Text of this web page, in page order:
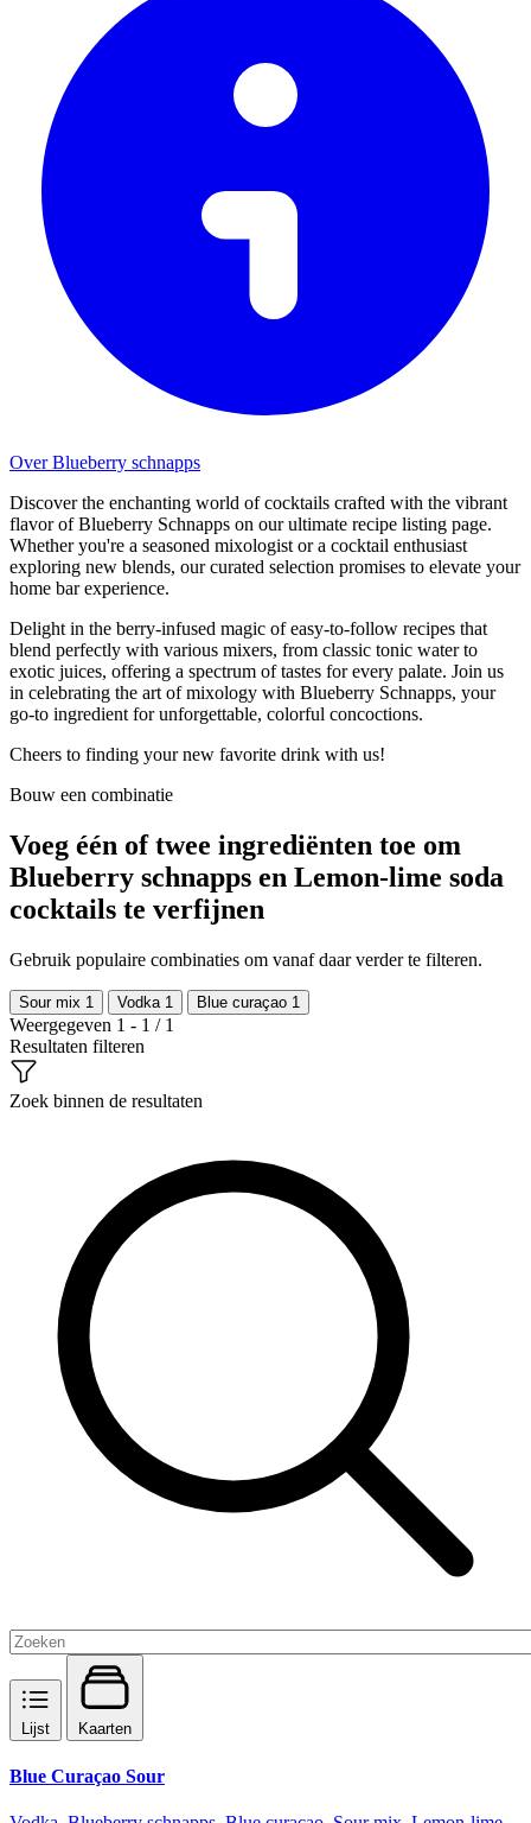
Over Blueberry schnapps
Discover the enchanting world of cocktails crafted with the vibrant
flavor of Blueberry Schnapps on our ultimate recipe listing page.
Whether you're a seasoned mixologist or a cocktail enthusiast
exploring new blends, our curated selection promises to elevate your
home bar experience.
Delight in the berry-infused magic of easy-to-follow recipes that
blend perfectly with various mixers, from classic tonic water to
exotic juices, offering a spectrum of tastes for every palate. Join us
in celebrating the art of mixology with Blueberry Schnapps, your
go-to ingredient for unforgettable, colorful concoctions.
Cheers to finding your new favorite drink with us!
Bouw een combinatie
Voeg één of twee ingrediënten toe om
Blueberry schnapps en Lemon-lime soda
cocktails te verfijnen
Gebruik populaire combinaties om vanaf daar verder te filteren.
Sour mix 1 Vodka 1 Blue curaçao 1
Weergegeven 1 - 1 / 1
Resultaten filteren
Zoek binnen de resultaten
Lijst Kaarten
Blue Curaçao Sour